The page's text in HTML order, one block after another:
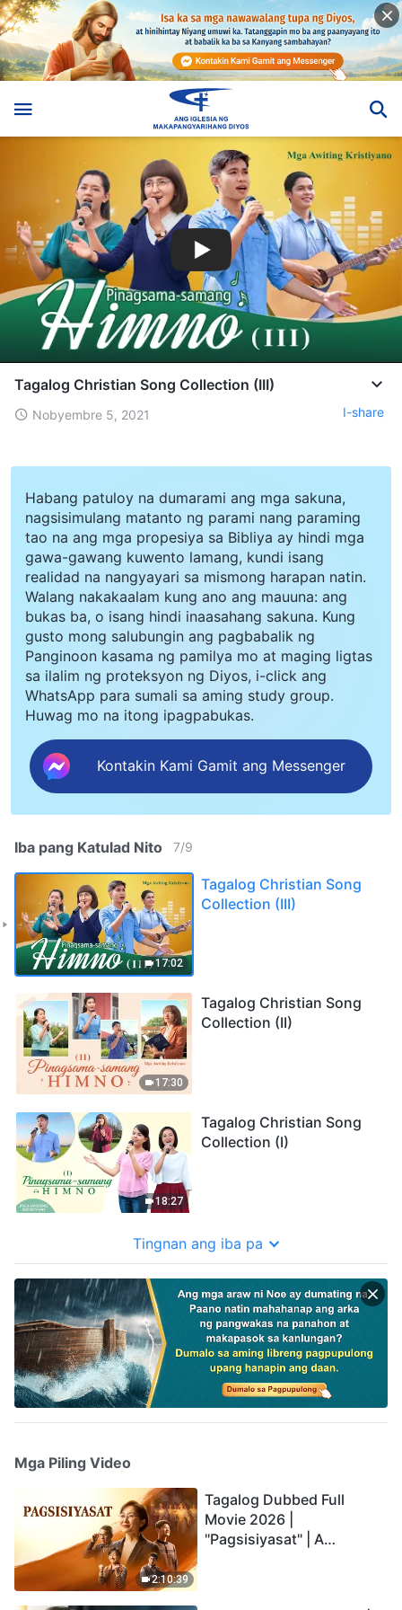
Tagalog Christian Song Collection (III)
Nobyembre 5, 2021 I-share
Habang patuloy na dumarami ang mga sakuna,
nagsisimulang matanto ng parami nang paraming
tao na ang mga propesiya sa Bibliya ay hindi mga
gawa-gawang kuwento lamang, kundi isang
realidad na nangyayari sa mismong harapan natin.
Walang nakakaalam kung ano ang mauuna: ang
bukas ba, o isang hindi inaasahang sakuna. Kung
gusto mong salubungin ang pagbabalik ng
Panginoon kasama ng pamilya mo at maging ligtas
sa ilalim ng proteksyon ng Diyos, i-click ang
WhatsApp para sumali sa aming study group.
Huwag mo na itong ipagpabukas.
Kontakin Kami Gamit ang Messenger
Iba pang Katulad Nito 7/9
17:02
Tagalog Christian Song
Collection (III)
17:30
Tagalog Christian Song
Collection (II)
18:27
Tagalog Christian Song
Collection (I)
Tingnan ang iba pa
Mga Piling Video
2:10:39
Tagalog Dubbed Full
Movie 2026 |
"Pagsisiyasat" | A